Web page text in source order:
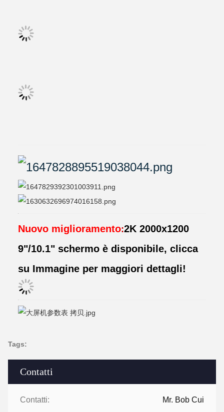
Contatti
Contatti: Mr. Bob Cui
Nuovo miglioramento:2K 2000x1200
9"/10.1" schermo è disponibile, clicca
su Immagine per maggiori dettagli!
Tags: